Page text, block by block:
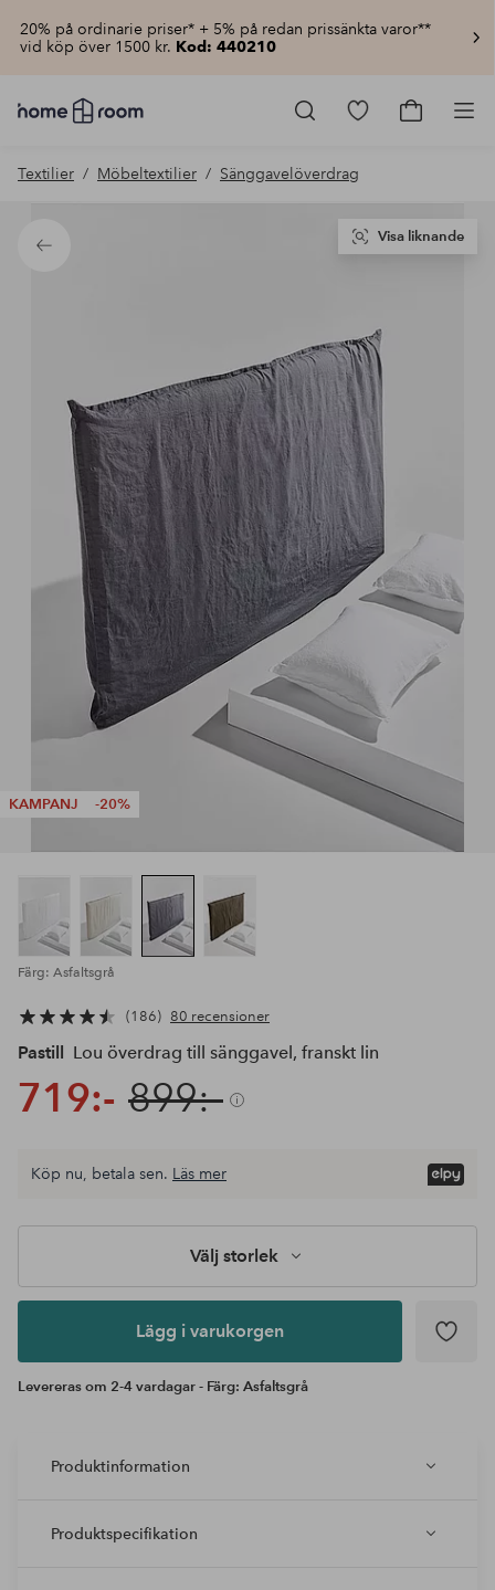
20% på ordinarie priser* + 5% på redan prissänkta varor**
vid köp över 1500 kr. Kod: 440210
Homeroom
–
hemmet
pris
Gå
produkter
Gå
Textilier Möbeltextilier Sänggavelöverdrag
Tillbaka
KAMPANJ -20%
Visa liknande
Färg: Asfaltsgrå
186 80 recensioner
Pastill Lou överdrag till sänggavel, franskt lin
719:- 899:-
storlek
Lägg i
Köp nu, betala sen. Läs mer
Välj storlek
Lägg i varukorgen
Levereras om 2-4 vardagar - Färg: Asfaltsgrå
Produktinformation
Produktspecifikation